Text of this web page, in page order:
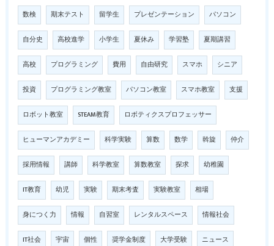
数検 期末テスト 留学生 プレゼンテーション パソコン
自分史 高校進学 小学生 夏休み 学習塾 夏期講習
高校 プログラミング 費用 自由研究 スマホ シニア
投資 プログラミング教室 パソコン教室 スマホ教室 支援
ロボット教室 STEAM教育 ロボティクスプロフェッサー
ヒューマンアカデミー 科学実験 算数 数学 斡旋 仲介
採用情報 講師 科学教室 算数教室 探求 幼稚園
IT教育 幼児 実験 期末考査 実験教室 相場
身につく力 情報 自習室 レンタルスペース 情報社会
IT社会 宇宙 個性 奨学金制度 大学受験 ニュース